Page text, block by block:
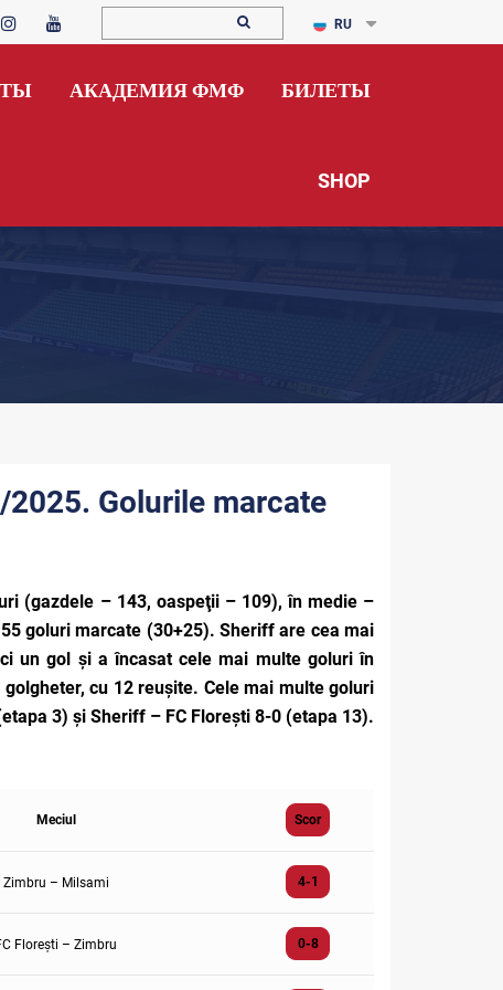
RU
АКАДЕМИЯ ФМФ БИЛЕТЫ
SHOP
Golurile marcate
(gazdele – 143, oaspeţii – 109), în medie –
goluri marcate (30+25). Sheriff are cea mai
un gol și a încasat cele mai multe goluri în
cu 12 reușite. Cele mai multe goluri
3) și Sheriff – FC Florești 8-0 (etapa 13).
Meciul Scor
Zimbru – Milsami 4-1
Florești – Zimbru 0-8